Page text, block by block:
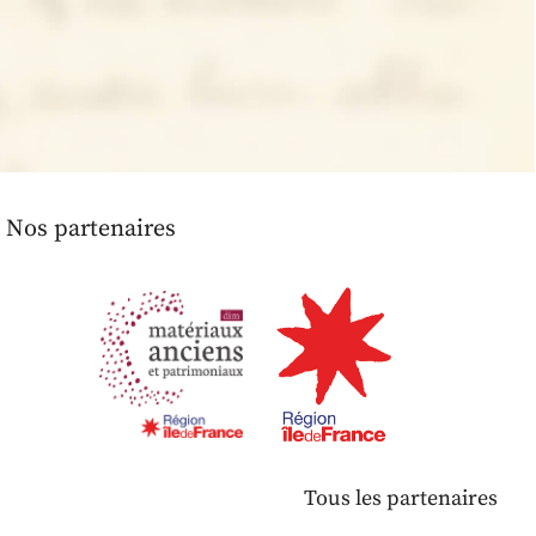
Nos partenaires
Tous les partenaires